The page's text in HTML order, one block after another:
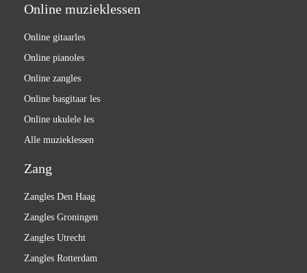
Online muzieklessen
Online gitaarles
Online pianoles
Online zangles
Online basgitaar les
Online ukulele les
Alle muzieklessen
Zang
Zangles Den Haag
Zangles Groningen
Zangles Utrecht
Zangles Rotterdam